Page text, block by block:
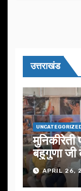
उत्तराखंड
मुनिकीरेती
बहुगुणा
जोरAPRIL 26,